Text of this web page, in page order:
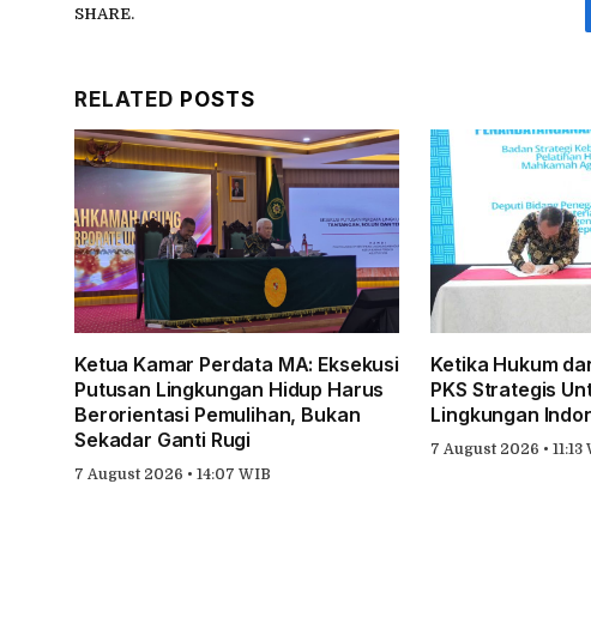
SHARE.
RELATED POSTS
Ketua Kamar Perdata MA: Eksekusi
Putusan Lingkungan Hidup Harus
Berorientasi Pemulihan, Bukan
Sekadar Ganti Rugi
7 August 2026 • 14:07 WIB
Ketika Hukum
PKS Strategis
Lingkungan
7 August 2026 • 11:13